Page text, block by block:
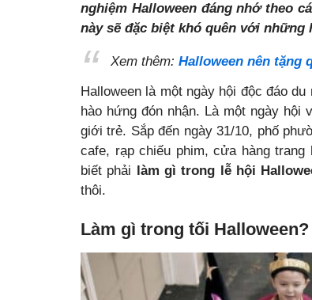
nghiệm Halloween đáng nhớ theo
này sẽ đặc biệt khó quên với những
Xem thêm:Halloween nên tặng
Halloween là một ngày hội độc đáo
hào hứng đón nhận. Là một ngày
giới trẻ. Sắp đến ngày 31/10, phố
cafe, rạp chiếu phim, cửa hàng trang
biết phải
làm gì trong lễ hội
thôi.
Làm gì trong tối Halloween?